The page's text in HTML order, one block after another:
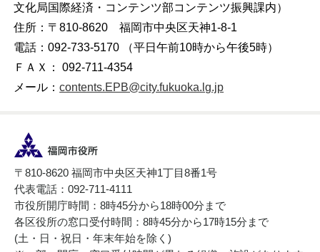
文化局国際経済・コンテンツ部コンテンツ振興課内）
住所：〒810-8620 福岡市中央区天神1-8-1
電話：092-733-5170 （平日午前10時から午後5時）
ＦＡＸ： 092-711-4354
メール：contents.EPB@city.fukuoka.lg.jp
〒810-8620 福岡市中央区天神1丁目8番1号
代表電話：092-711-4111
市役所開庁時間：8時45分から18時00分まで
各区役所の窓口受付時間：8時45分から17時15分まで
(土・日・祝日・年末年始を除く)